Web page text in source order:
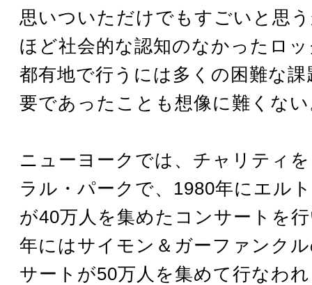
思いついただけでもすごいと思
ほど社会的な認知のなかったロ
都有地で行うには多くの困難な
要であったことも想像に難くな
ニューヨークでは、チャリティ
ラル・パークで、1980年にエル
が40万人を集めたコンサートを
年にはサイモン＆ガーファンク
サートが50万人を集めて行なわ